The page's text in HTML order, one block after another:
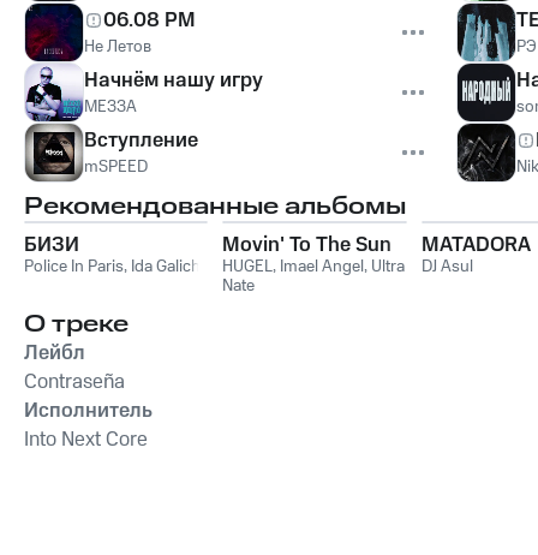
06.08 PM
Не Летов
Начнём нашу игру
МЕЗЗА
Вступление
mSPEED
Рекомендованные альбомы
БИЗИ
Police In Paris, Ida Galich
Movin' To The Sun
HUGEL, Imael Angel, Ultra
Nate
MATADORA
DJ Asul
О треке
Лейбл
Contraseña
Исполнитель
Into Next Core